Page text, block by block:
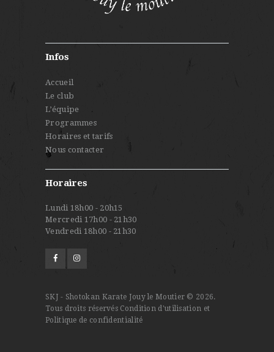
Infos
Accueil
Le club
L’équipe
Programmes
Horaires et tarifs
Nous contacter
Horaires
Lundi 18h00 - 20h15
Mercredi 17h00 - 21h30
Vendredi 18h00 - 21h30
SKJ - Shotokan Karate Jouy le Moutier © 2026.
Tous droits réservés Condition d'utilisation et
Politique de confidentialité